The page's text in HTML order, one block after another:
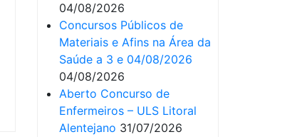
04/08/2026
Concursos Públicos de
Materiais e Afins na Área da
Saúde a 3 e 04/08/2026
04/08/2026
Aberto Concurso de
Enfermeiros – ULS Litoral
Alentejano 31/07/2026